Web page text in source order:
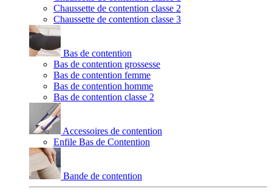
Chaussette de contention classe 2
Chaussette de contention classe 3
Bas de contention
Bas de contention grossesse
Bas de contention femme
Bas de contention homme
Bas de contention classe 2
Accessoires de contention
Enfile Bas de Contention
Bande de contention